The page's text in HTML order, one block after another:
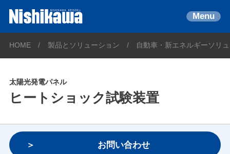
Menu
HOME 製品とソリューション 自動車・新エネルギーソリ
太陽光発電パネル
ヒートショック試験装置
お問い合わせ